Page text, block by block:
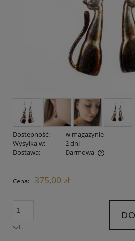
Dostępność:
w magazynie
Wysyłka w:
2 dni
Dostawa:
Darmowa
Cena nie zawiera ewentualnych
Cena: 375,00 zł
szt.